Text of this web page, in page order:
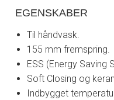
EGENSKABER
Til håndvask.
155 mm fremspring.
ESS (Energy Saving
Soft Closing og
Indbygget